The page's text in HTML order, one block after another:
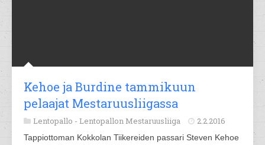
Kehoe ja Burdine tammikuun
pelaajat Mestaruusliigassa
Lentopallo - Lentopallon Mestaruusliiga 2.2.2016
Tappiottoman Kokkolan Tiikereiden passari Steven Kehoe